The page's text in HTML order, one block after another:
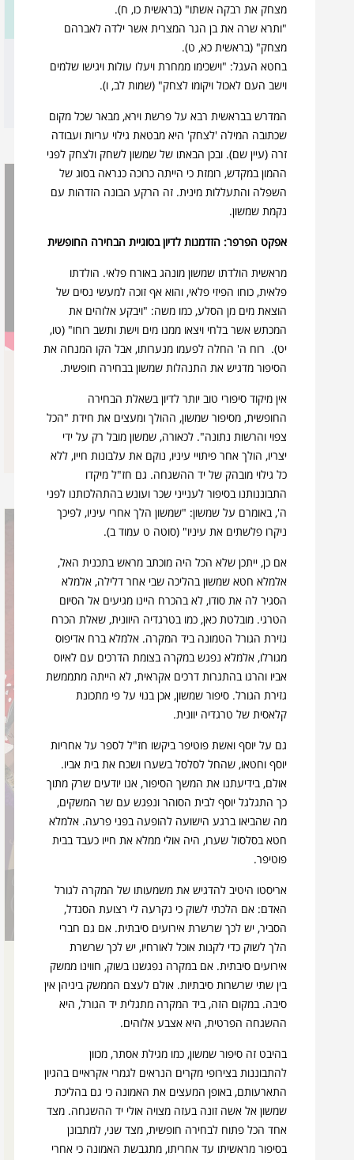
חידון - נפרדים מספר שופטים
לראות את שופטים
סרטוני סיכום ספר שופטים
פרידה מספר שופטים – חמש
פעימות של דרדרת במדרון
דחי. תבניות החזרה בתשובה מתנפצות, ותחתיהן
מתגלה כשל תיאולוגי ומוסרי. מעולם לא חיכו כל כך
לבואו של שמואל
מצחק את רבקה אשתו" (בראשית כו, ח).
"ותרא שרה את בן הגר המצרית אשר ילדה לאברהם
מצחק" (בראשית כא, ט).
בחטא העגל: "וישכימו ממחרת ויעלו עולות ויגישו שלמים
וישב העם לאכול ויקומולצחק" (שמות לב, ו).
המדרש בבראשית רבא על פרשת וירא, מבאר שכל מקום
שכתובה המילה 'לצחק' היא מבטאת גילוי עריות ועבודה
זרה (עיין שם). ובכן הבאתו של שמשון לשחק ולצחק לפני
ההמון במקדש, רומזת כי הייתה כרוכה כנראה בסוג של
השפלה והתעללות מינית. זה הרקע הבונה הזדהות עם
נקמת שמשון.
אפקט הפרפר: הזדמנות לדיון בסוגיית הבחירה החופשית
מראשית הולדתו שמשון מונהג באורח פלאי. הולדתו
פלאית, כוחו הפיזי פלאי, והוא אף זוכה למעשי נסים של
הוצאת מים מן הסלע, כמו משה: "ויבקע אלוהים את
המכתש אשר בלחי ויצאו ממנו מים וישת ותשב רוחו" (טו,
יט). רוח ה' החלה לפעמו מנערותו, אבל הקו המנחה את
הסיפור מדגיש את התנהלות שמשון בבחירה חופשית.
אין מיקוד סיפורי טוב יותר לדיון בשאלת הבחירה
החופשית, מסיפור שמשון, ההולך ומעצים את חידת "הכל
צפוי והרשות נתונה". לכאורה, שמשון מובל רק על ידי
יצריו, הולך אחר פיתויי עיניו, נוקם את עלבונות חייו, ללא
כל גילוי מובהק של יד ההשגחה. גם חז"ל מיקדו
התבוננותנו בסיפור לענייני שכר ועונש בהתהלכותנו לפני
ה', באומרם על שמשון: "שמשון הלך אחרי עיניו, לפיכך
ניקרו פלשתים את עיניו" (סוטה ט עמוד ב).
אם כן, ייתכן שלא הכל היה מוכתב מראש בתכנית האל,
אלמלא חטא שמשון בהליכה שבי אחר דלילה, אלמלא
הסגיר לה את סודו, לא בהכרח היינו מגיעים אל הסיום
הטרגי.מובלטת כאן, כמו בטרגדיה היוונית, שאלת הכרח
גזירת הגורל הטמונה ביד המקרה. אלמלא ברח אדיפוס
מגורלו, אלמלא נפגש במקרה בצומת הדרכים עם לאיוס
אביו והרגו בהתגרות דרכים אקראית, לא הייתה מתממשת
גזירת הגורל. סיפור שמשון, אכן בנוי על פי מתכונת
קלאסית של טרגדיה יוונית.
גם על יוסף ואשת פוטיפר ביקשו חז"ל לספר על אחריות
יוסף וחטאו, שהחל לסלסל בשערו ושכח את בית אביו.
אולם, בידיעתנו את המשך הסיפור, אנו יודעים שרק מתוך
כך התגלגל יוסף לבית הסוהר ונפגש עם שר המשקים,
מה שהביאו ברגע הישועה להופעה בפני פרעה. אלמלא
חטא בסלסול שערו, היה אולי ממלא את חייו כעבד בבית
פוטיפר.
אריסטו היטיב להדגיש את משמעותו של המקרה לגורל
האדם: אם הלכתי לשוק כי נקרעה לי רצועת הסנדל,
הסביר, יש לכך שרשרת אירועים סיבתית. אם גם חברי
הלך לשוק כדי לקנות אוכל לאורחיו, יש לכך שרשרת
אירועים סיבתית. אם במקרה נפגשנו בשוק, חווינו ממשק
בין שתי שרשרות סיבתיות. אולם לעצם הממשק ביניהן אין
סיבה. במקום הזה, ביד המקרה מתגלית יד הגורל, היא
ההשגחה הפרטית, היא אצבע אלוהים.
בהיבט זה סיפור שמשון, כמו מגילת אסתר, מכוון
להתבוננות בצירופי מקרים הנראים לגמרי אקראיים בהגיון
התארעותם, באופן המעצים את האמונה כי גם בהליכת
שמשון אל אשה זונה בעזה מצויה אולי יד ההשגחה. מצד
אחד הכל פתוח לבחירה חופשית, מצד שני, למתבונן
בסיפור מראשיתו עד אחריתו, מתגבשת האמונה כי אחרי